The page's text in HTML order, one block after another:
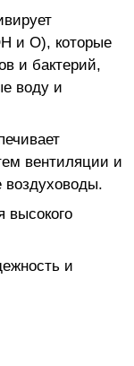
и O), которые
и бактерий,
воду и
вентиляции и
воздуховоды.
высокого
и